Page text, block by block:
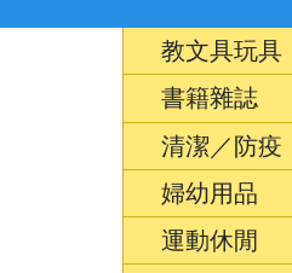
教文具玩具
書籍雜誌
清潔／防疫
婦幼用品
運動休閒